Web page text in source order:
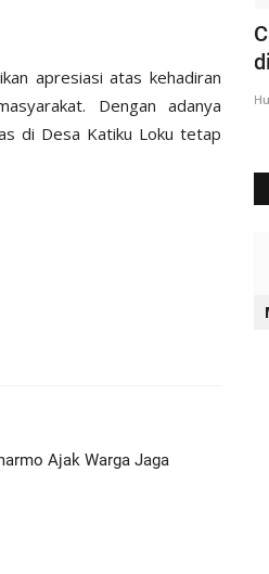
apresiasi atas kehadiran
Dengan adanya
di Desa Katiku Loku tetap
Ajak Warga Jaga
Mar 17, 2020 1319